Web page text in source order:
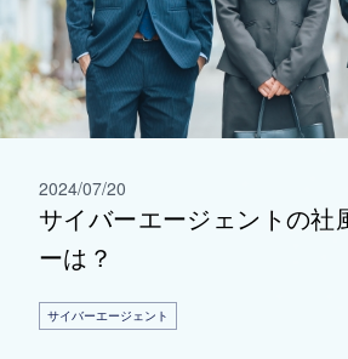
2024/07/20
サイバーエージェントの社
ーは？
サイバーエージェント